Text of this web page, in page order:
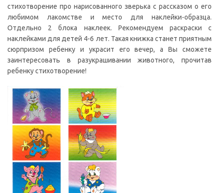
стихотворение про нарисованного зверька с рассказом о его
любимом лакомстве и место для наклейки-образца.
Отдельно 2 блока наклеек. Рекомендуем раскраски с
наклейками для детей 4-6 лет. Такая книжка станет приятным
сюрпризом ребенку и украсит его вечер, а Вы сможете
заинтересовать в разукрашивании животного, прочитав
ребенку стихотворение!